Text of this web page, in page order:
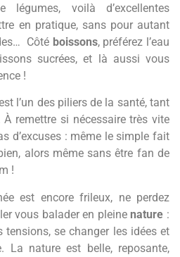
voilà d’excellentes
en pratique, sans pour autant
Côté boissons, préférez l’eau
sucrées, et là aussi vous
!
l’un des piliers de la santé, tant
remettre si nécessaire très vite
d’excuses : même le simple fait
alors même sans être fan de
!
est encore frileux, ne perdez
vous balader en pleine nature :
tensions, se changer les idées et
La nature est belle, reposante,